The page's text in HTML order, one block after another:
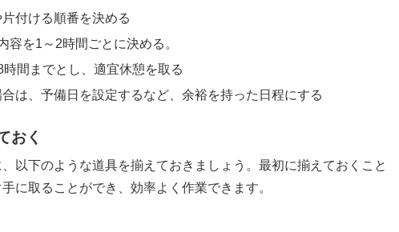
付ける順番を決める
容を1～2時間ごとに決める。
間までとし、適宜休憩を取る
は、予備日を設定するなど、余裕を持った日程にする
おく
以下のような道具を揃えておきましょう。最初に揃えておくこと
に取ることができ、効率よく作業できます。